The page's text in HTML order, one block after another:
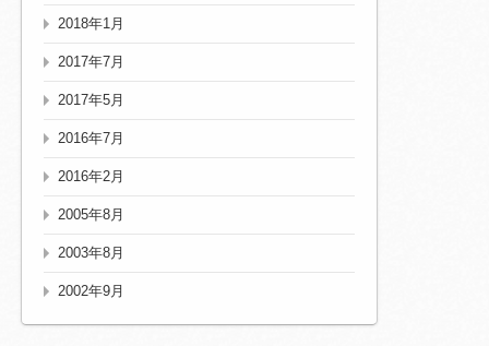
2018年1月
2017年7月
2017年5月
2016年7月
2016年2月
2005年8月
2003年8月
2002年9月